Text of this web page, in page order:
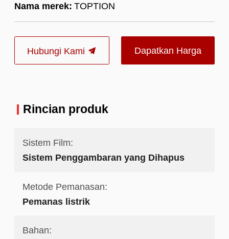
Nama merek: TOPTION
Hubungi Kami Dapatkan Harga
Rincian produk
Sistem Film:
Sistem Penggambaran yang Dihapus
Metode Pemanasan:
Pemanas listrik
Bahan: